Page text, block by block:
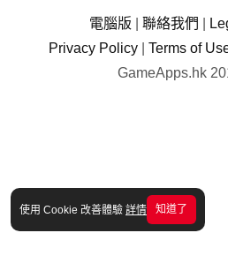
使用 Cookie 改善體驗 詳情 知道了
電腦版 聯絡我們
Privacy Policy
Terms of
GameApps.hk